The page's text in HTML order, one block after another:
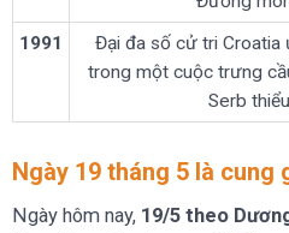
1991
Đại đa số cử tri
trong một cuộc trưng
Serb
Ngày 19 tháng 5 là cung
Ngày hôm nay, 19/5 theo